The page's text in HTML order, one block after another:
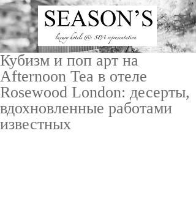
Кубизм и поп арт на
Afternoon Tea в отеле
Rosewood London: десерты,
вдохновленные работами
известных